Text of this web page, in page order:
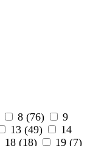
8 (76)
9
13 (49)
14
18 (18) 19 (7)